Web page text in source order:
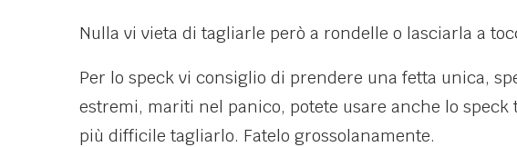
Nulla vi vieta di tagliarle però a rondelle o lasciarla a
Per lo speck vi consiglio di prendere una fetta unica,
estremi, mariti nel panico, potete usare anche lo
più difficile tagliarlo. Fatelo grossolanamente.